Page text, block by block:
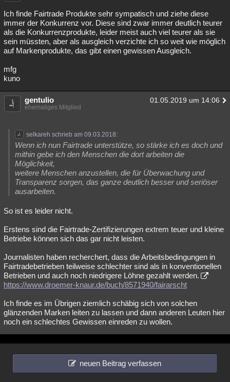
Ich finde Fairtrade Produkte sehr sympatisch und ziehe diese
immer der Konkurrenz vor. Diese sind zwar immer deutlich teurer
als die Konkurrenzprodukte, leider meist auch viel teurer als sie
sein müssten, aber als ausgleich verzichte ich so weit wie möglich
auf Markenprodukte, das gibt einen gewissen Ausgleich.
mfg
kuno
gentulio 01.05.2019 um 14:06
ehemaliges Mitglied
selkareh schrieb am 09.03.2018:
Wenn ich nun Fairtrade unterstütze, so stärke ich es doch und
mithin gebe ich den Menschen die dort arbeiten die
Möglichkeit,
weitere Menschen anzustellen, die für Überwachung und
Transparenz sorgen, das ganze deutlich besser und seriöser
ausarbeiten.
So ist es leider nicht.
Erstens sind die Fairtrade-Zertifizierungen extrem teuer und kleine
Betriebe können sich das gar nicht leisten.
Journalisten haben recherchert, dass die Arbeitsbedingungen in
Fairtradebetrieben teilweise schlechter sind als in konventionellen
Betrieben und auch noch niedrigere Löhne gezahlt werden.
https://www.droemer-knaur.de/buch/8571940/fairarscht
Ich finde es im Übrigen ziemlich schäbig sich von solchen
glänzenden Marken leiten zu lassen und dann anderen Leuten hier
noch ein schlechtes Gewissen einreden zu wollen.
neuen Beitrag verfassen